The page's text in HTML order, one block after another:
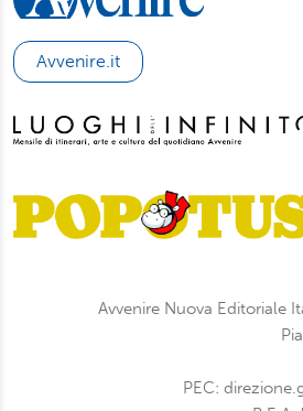
Avvenire.it
Avvenire Nuova Editoriale
PEC: